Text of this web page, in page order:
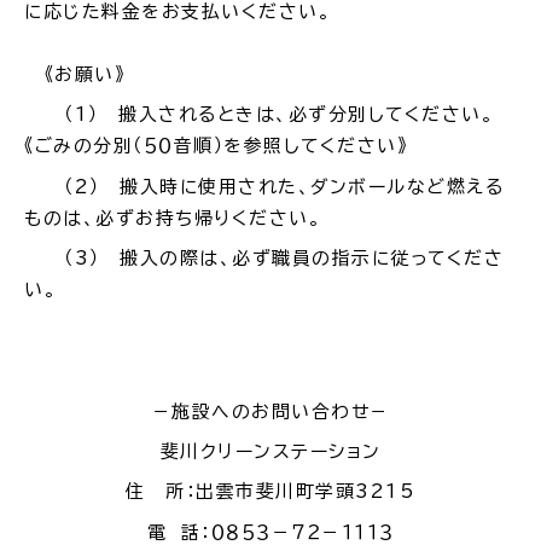
便利なサービス
おたすけア
各種申請書・
ウンロード
に応じた料金をお支払いください。
《お願い》
（1） 搬入されるときは、必ず分別してください。
《ごみの分別（５０音順）を参照してください》
（2） 搬入時に使用された、ダンボールなど燃える
ものは、必ずお持ち帰りください。
（3） 搬入の際は、必ず職員の指示に従ってくださ
い。
－施設へのお問い合わせ－
斐川クリーンステーション
住 所：出雲市斐川町学頭3215
電 話：０８５３－７２－１１１３